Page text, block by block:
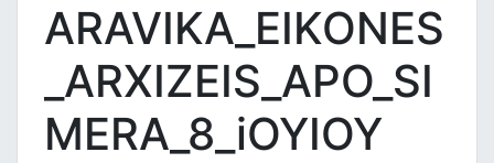
ARAVIKA_EIKONES
_ARXIZEIS_APO_SI
MERA_8_iOYIOY